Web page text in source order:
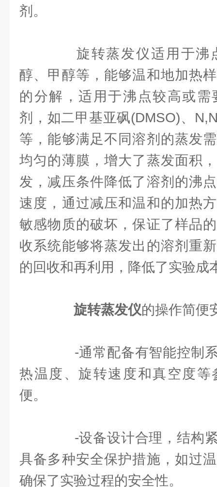
剂。
旋转蒸发仪适用于沸
醇、甲醇等，能够温和地加热
的分解，适用于沸点较高或
剂，如二甲基亚砜(DMSO)、
等，能够满足不同溶剂的蒸发
均匀的薄膜，增大了蒸发面积
发，减压条件降低了溶剂的沸
速度，通过减压和温和的加热
敏感物质的破坏，保证了样品
收系统能够将蒸发出的溶剂重
的回收和再利用，降低了实验成
旋转蒸发仪的操作简便
-通常配备有智能控制系
热温度、旋转速度和真空度等
便。
-设备设计合理，结构紧
具备多种安全保护措施，如过
确保了实验过程的安全性。